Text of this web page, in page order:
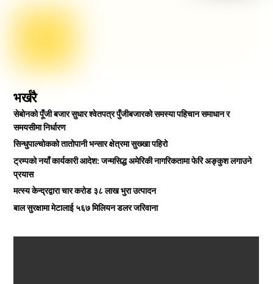
भर्खरै
सेबोनको पूँजी बजार सुधार श्वेतपत्र पुँजीबजारको समस्या पहिचान समाधान र
समयसीमा निर्धारण
सिन्धुपाल्चोकको तातोपानी भन्सार क्षेत्रमा सुख्खा पहिरो
ट्रम्पको नयाँ कार्यकारी आदेश: जन्मसिद्ध अमेरिकी नागरिकतामा फेरि अङ्कुश लगाउने
प्रयास
मत्स्य केन्द्रद्वारा चार करोड ३८ लाख भुरा उत्पादन
बाल सुरक्षामा मेटालाई ५६७ मिलियन डलर जरिवाना